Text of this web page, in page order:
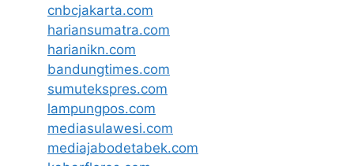
cnbcjakarta.com
hariansumatra.com
harianikn.com
bandungtimes.com
sumutekspres.com
lampungpos.com
mediasulawesi.com
mediajabodetabek.com